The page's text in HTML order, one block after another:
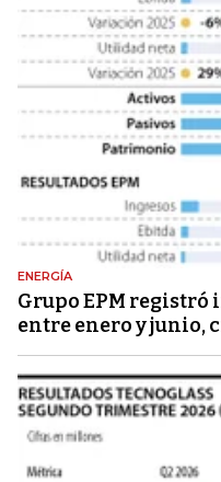
ENERGÍA
Grupo EPM registró
entre enero y junio,